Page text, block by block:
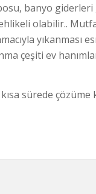
banyo
olabilir..
yıkanması
çeşiti ev
sürede çözüme